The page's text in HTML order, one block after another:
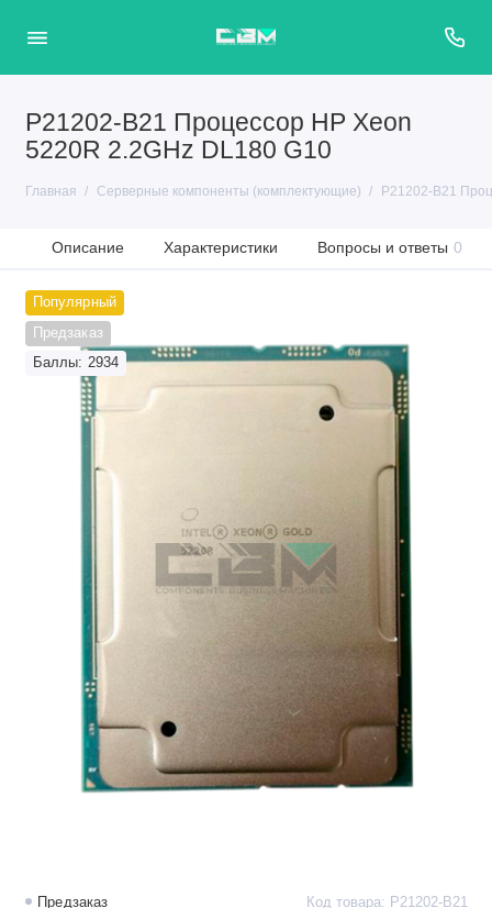
P21202-B21 Процессор HP Xeon
5220R 2.2GHz DL180 G10
Главная Серверные компоненты (комплектующие) P21202-B21
Описание Характеристики Вопросы и ответы 0
Популярный
Предзаказ
Баллы: 2934
Предзаказ Код товара: P21202-B21